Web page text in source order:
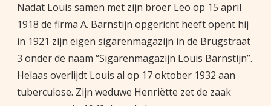
Nadat Louis samen met zijn broer Leo op 15 april
1918 de firma A. Barnstijn opgericht heeft opent hij
in 1921 zijn eigen sigarenmagazijn in de Brugstraat
3 onder de naam “Sigarenmagazijn Louis Barnstijn”.
Helaas overlijdt Louis al op 17 oktober 1932 aan
tuberculose. Zijn weduwe Henriëtte zet de zaak